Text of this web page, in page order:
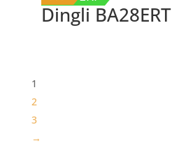
Dingli BA28ERT
1
2
3
→